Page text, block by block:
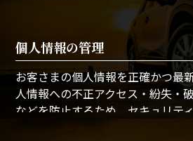
個人情報の管理
お客さまの個人情報を正確かつ最
人情報への不正アクセス・紛失・
などを防止するため、セキュリテ